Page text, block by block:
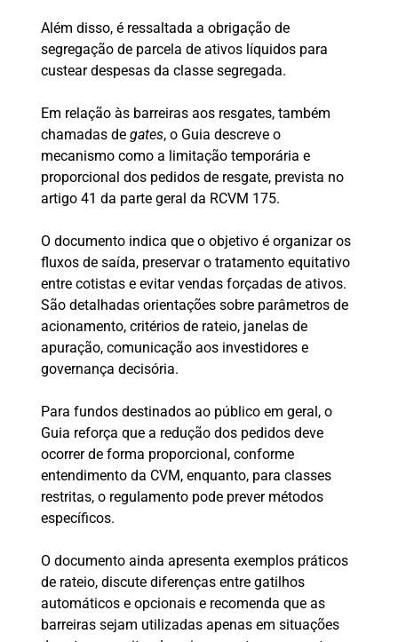
Além disso, é ressaltada a obrigação de
segregação de parcela de ativos líquidos para
custear despesas da classe segregada.
Em relação às barreiras aos resgates, também
chamadas de gates, o Guia descreve o
mecanismo como a limitação temporária e
proporcional dos pedidos de resgate, prevista no
artigo 41 da parte geral da RCVM 175.
O documento indica que o objetivo é organizar os
fluxos de saída, preservar o tratamento equitativo
entre cotistas e evitar vendas forçadas de ativos.
São detalhadas orientações sobre parâmetros de
acionamento, critérios de rateio, janelas de
apuração, comunicação aos investidores e
governança decisória.
Para fundos destinados ao público em geral, o
Guia reforça que a redução dos pedidos deve
ocorrer de forma proporcional, conforme
entendimento da CVM, enquanto, para classes
restritas, o regulamento pode prever métodos
específicos.
O documento ainda apresenta exemplos práticos
de rateio, discute diferenças entre gatilhos
automáticos e opcionais e recomenda que as
barreiras sejam utilizadas apenas em situações